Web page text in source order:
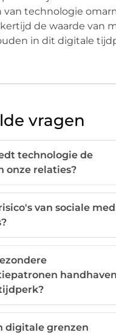
van technologie
de waarde van
in dit digitale
vragen
technologie de
onze relaties?
van sociale
digitale grenzen